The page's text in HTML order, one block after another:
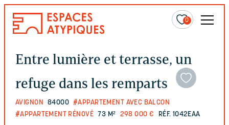
0
Entre lumière et terrasse, un
refuge dans les remparts
AVIGNON 84000 #APPARTEMENT AVEC BALCON
#APPARTEMENT RÉNOVÉ 73 M² 298 000 € RÉF. 1042EAA